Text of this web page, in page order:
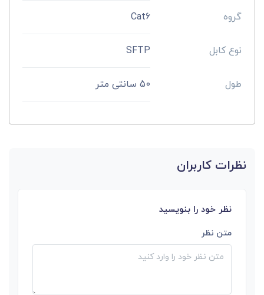
گروه Cat6
نوع کابل SFTP
طول 50 سانتی متر
نظرات کاربران
نظر خود را بنویسید
متن نظر